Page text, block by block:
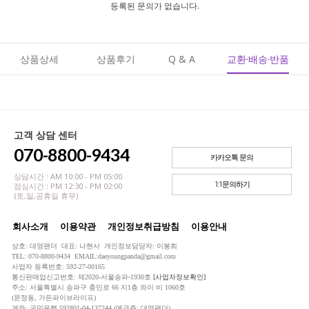
등록된 문의가 없습니다.
상품상세 상품후기 Q & A 교환·배송·반품
고객 상담 센터
070-8800-9434
상담시간 : AM 10:00 - PM 05:00
점심시간 : PM 12:30 - PM 02:00
(토,일,공휴일 휴무)
카카오톡 문의
1:1문의하기
회사소개 이용약관 개인정보취급방침 이용안내
상호: 대영팬더 대표: 나현서 개인정보담당자: 이봉희
TEL: 070-8800-9434 EMAIL:daeyoungpanda@gmail.com
사업자 등록번호: 592-27-00165
통신판매업신고번호: 제2020-서울송파-1930호 [사업자정보확인]
주소: 서울특별시 송파구 충민로 66 지1층 와이 비 1060호
(문정동, 가든파이브라이프)